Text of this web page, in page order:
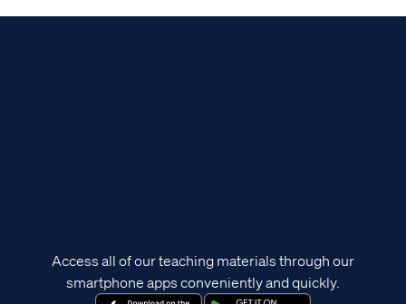
Access all of our teaching materials through our
smartphone apps conveniently and quickly.